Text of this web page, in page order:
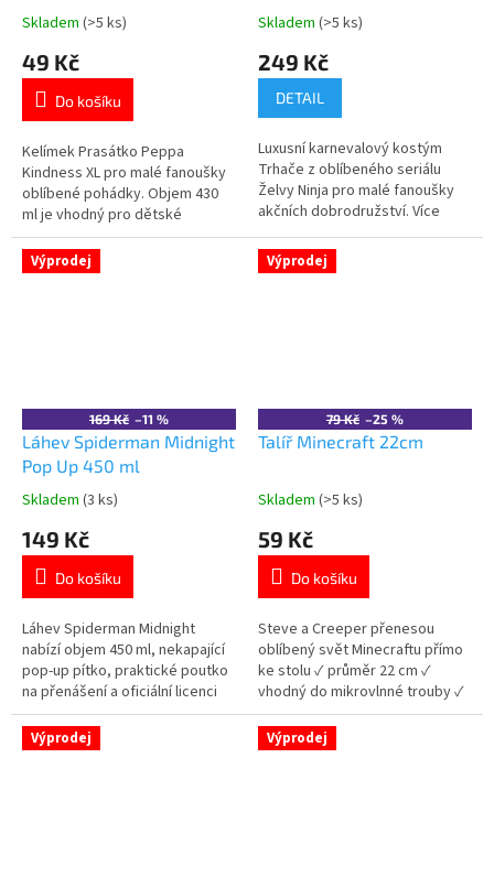
Průměrné
produktu
5,0
5
hvězdiček.
Skladem (>5 ks)
49 Kč
Do košíku
Kelímek Prasátko Peppa
Kindness XL pro malé fanoušky
oblíbené pohádky. Objem 430
ml je vhodný pro dětské
nápoje.Lehké a odolné plastové
provedení.Plast bez BPA je
bezpečný pro běžné
Průměrné
produktu
5
hvězdiček.
Skladem (>5 ks)
249 Kč
DETAIL
Luxusní karnevalový kostým
Trhače z oblíbeného seriálu
Želvy Ninja pro malé fanoušky
akčních dobrodružství. Více
produktů s motivem 👉 ŽELVY
NINJA
Výprodej
169 Kč –11 %
Láhev Spiderman Midnight
Pop Up 450 ml
Průměrné
produktu
5,0
5
hvězdiček.
Skladem (3 ks)
149 Kč
Do košíku
Láhev Spiderman Midnight
nabízí objem 450 ml, nekapající
pop-up pítko, praktické poutko
na přenášení a oficiální licenci
Marvel. 👉 Více produktů
Spiderman
Výprodej
79 Kč –25 %
Talíř Minecraft 22cm
Průměrné
produktu
5,0
5
hvězdiček.
Skladem (>5 ks)
59 Kč
Do košíku
Steve a Creeper přenesou
oblíbený svět Minecraftu přímo
ke stolu ✓ průměr 22 cm ✓
vhodný do mikrovlnné trouby ✓
plast bez BPA ✓ oficiální licence
Minecraft 👉 Více produktů
Minecraft
Výprodej Výprodej